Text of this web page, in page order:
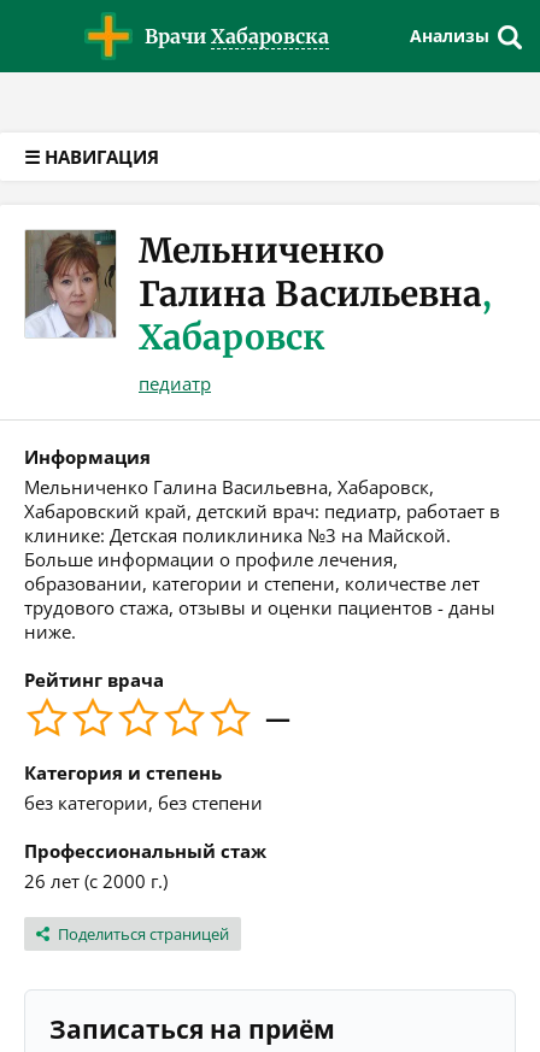
Врачи Хабаровска Анализы
☰ НАВИГАЦИЯ
Мельниченко
Галина Васильевна,
Хабаровск
педиатр
Информация
Мельниченко Галина Васильевна, Хабаровск,
Хабаровский край, детский врач: педиатр, работает в
клинике: Детская поликлиника №3 на Майской.
Больше информации о профиле лечения,
образовании, категории и степени, количестве лет
трудового стажа, отзывы и оценки пациентов - даны
ниже.
Рейтинг врача
—
Категория и степень
без категории, без степени
Профессиональный стаж
26 лет (с 2000 г.)
Поделиться страницей
Записаться на приём